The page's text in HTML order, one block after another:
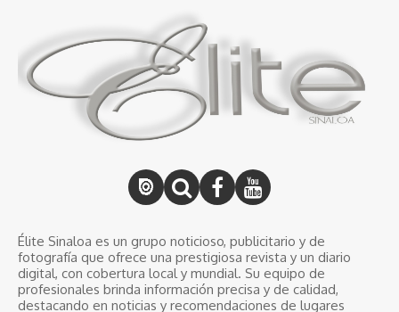
Élite Sinaloa es un grupo noticioso, publicitario y de
fotografía que ofrece una prestigiosa revista y un diario
digital, con cobertura local y mundial. Su equipo de
profesionales brinda información precisa y de calidad,
destacando en noticias y recomendaciones de lugares